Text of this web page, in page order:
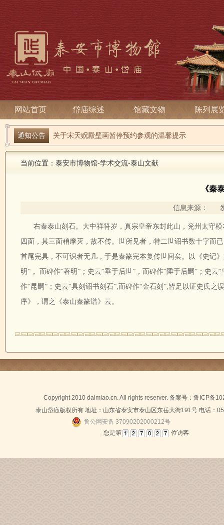
网站首页 岱庙综述 馆藏文物 陈列展
通知公告
端午寻古趣 雅俗话安康| 岱庙2026端午节系列活动
关于宋天贶殿壁画暂停预约参观的温馨提示
当前位置： 泰安市博物馆-学术交流-泰山文献
《秦
信息来源：
右秦泰山刻石。大中祥符岁，真宗皇帝东封此山，兖州太守
四面，其三面稍摩灭，故不传。世所见者，特二世诏书数十字而
首尾完具，不可识者无几，于是秦篆完本复传世间矣。以《史记
明”， 而碑作“著明”；史云“垂于后世”，而碑作“陲于后嗣”；史
作“昆嗣”；史云“具刻诏书刻石”,而碑作“金石刻”,皆足以证史氏
序》，谓之《泰山秦篆谱》云。
Copyright 2010 daimiao.cn. All rights reserver. 备案号： 鲁ICP备
泰山岱庙版权所有 地址：山东省泰安市泰山区东岳大街191号 电话：
鲁公网安备 37090202000212号
您是第
位访客